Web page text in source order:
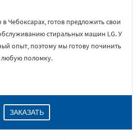
Чебоксарах, готов предложить свои
стиральных машин LG. У
опыт, поэтому мы готову починить
любую поломку.
ЗАКАЗАТЬ